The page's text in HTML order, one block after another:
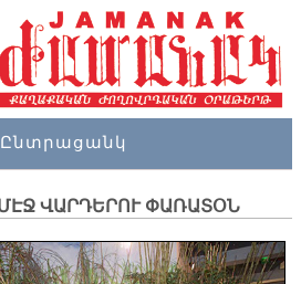
ՎԱՐԴԵՐՈՒ ՓԱՌԱՏՕՆ